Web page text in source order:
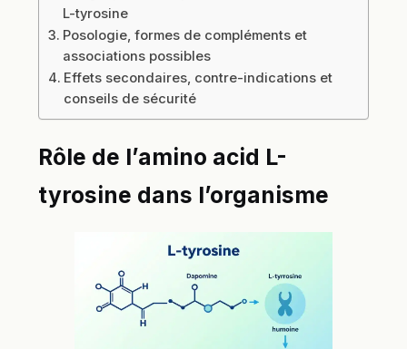
L-tyrosine
Posologie, formes de compléments et
associations possibles
Effets secondaires, contre-indications et
conseils de sécurité
Rôle de l’amino acid L-
tyrosine dans l’organisme